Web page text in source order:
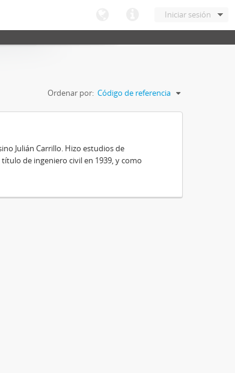
Iniciar sesión
Ordenar por: Código de referencia
Julián Carrillo. Hizo estudios de
de ingeniero civil en 1939, y como